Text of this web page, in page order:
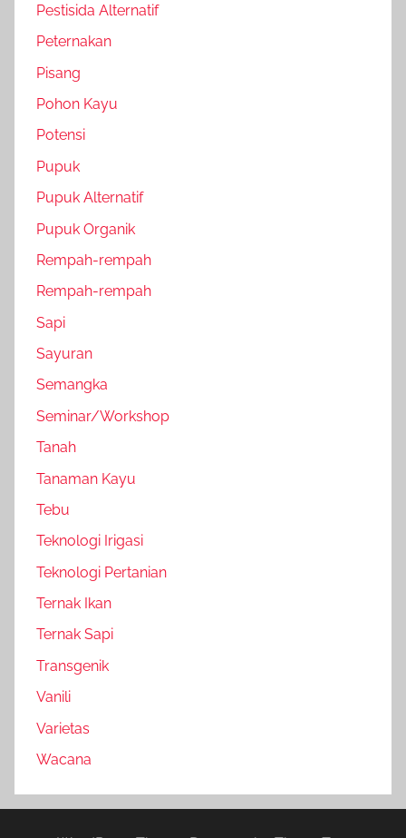
Pestisida Alternatif
Peternakan
Pisang
Pohon Kayu
Potensi
Pupuk
Pupuk Alternatif
Pupuk Organik
Rempah-rempah
Rempah-rempah
Sapi
Sayuran
Semangka
Seminar/Workshop
Tanah
Tanaman Kayu
Tebu
Teknologi Irigasi
Teknologi Pertanian
Ternak Ikan
Ternak Sapi
Transgenik
Vanili
Varietas
Wacana